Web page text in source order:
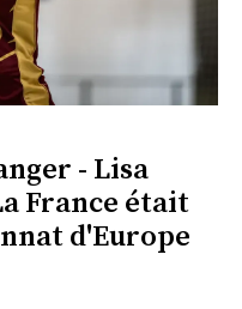
- Lisa
France était
d'Europe